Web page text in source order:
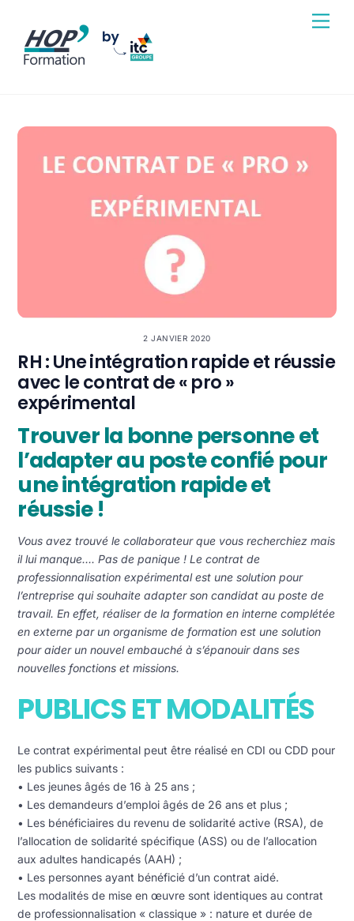
content
2 JANVIER 2020
RH : Une intégration rapide et réussie
avec le contrat de « pro »
expérimental
Trouver la bonne personne et
l’adapter au poste confié pour
une intégration rapide et
réussie !
Vous avez trouvé le collaborateur que vous recherchiez mais
il lui manque…. Pas de panique ! Le contrat de
professionnalisation expérimental est une solution pour
l’entreprise qui souhaite adapter son candidat au poste de
travail. En effet, réaliser de la formation en interne complétée
en externe par un organisme de formation est une solution
pour aider un nouvel embauché à s’épanouir dans ses
nouvelles fonctions et missions.
PUBLICS ET MODALITÉS
Le contrat expérimental peut être réalisé en CDI ou CDD pour
les publics suivants :
• Les jeunes âgés de 16 à 25 ans ;
• Les demandeurs d’emploi âgés de 26 ans et plus ;
• Les bénéficiaires du revenu de solidarité active (RSA), de
l’allocation de solidarité spécifique (ASS) ou de l’allocation
aux adultes handicapés (AAH) ;
• Les personnes ayant bénéficié d’un contrat aidé.
Les modalités de mise en œuvre sont identiques au contrat
de professionnalisation « classique » : nature et durée de